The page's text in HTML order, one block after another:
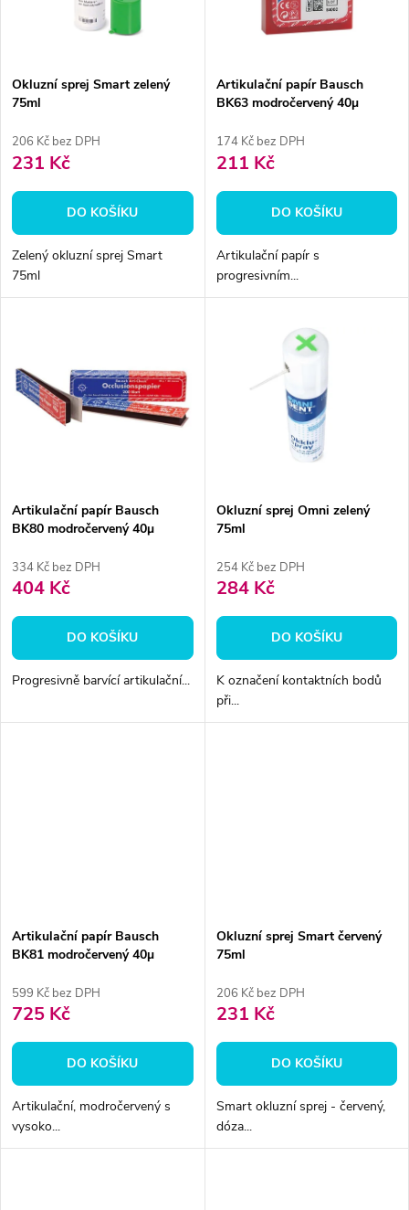
p
r
o
d
u
t
s
p
r
o
d
u
t
Okluzní sprej Smart zelený
75ml
206 Kč bez DPH
231 Kč
DO KOŠÍKU
Zelený okluzní sprej Smart
75ml
Artikulační papír Bausch
BK63 modročervený 40µ
174 Kč bez DPH
211 Kč
DO KOŠÍKU
Artikulační papír s
progresivním...
Artikulační papír Bausch
BK80 modročervený 40μ
334 Kč bez DPH
404 Kč
DO KOŠÍKU
Progresivně barvící artikulační...
Okluzní sprej Omni zelený
75ml
254 Kč bez DPH
284 Kč
DO KOŠÍKU
K označení kontaktních bodů
při...
Artikulační papír Bausch
BK81 modročervený 40µ
599 Kč bez DPH
725 Kč
DO KOŠÍKU
Artikulační, modročervený s
vysoko...
Okluzní sprej Smart červený
75ml
206 Kč bez DPH
231 Kč
DO KOŠÍKU
Smart okluzní sprej - červený,
dóza...